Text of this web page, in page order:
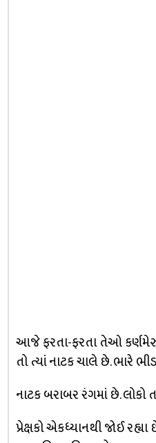
આજે ફરતા-ફરતા તેઓ
તો ત્યાં નાટક ચાલે છે. ભારે
નાટક બરાબર રંગમાં છે.
પ્રેક્ષકો એકધ્યાનથી જોઈ